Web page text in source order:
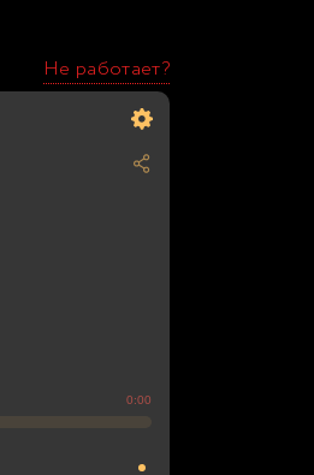
Не работает?
0:00